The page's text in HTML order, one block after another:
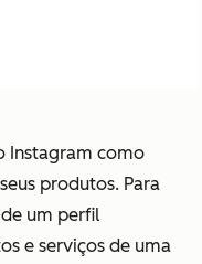
Instagram como
produtos. Para
de um perfil
e serviços de uma